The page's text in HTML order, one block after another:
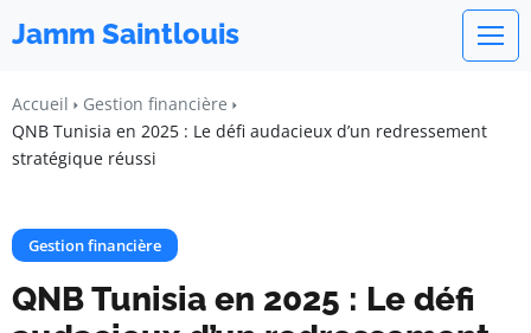
Jamm Saintlouis
Accueil
Gestion financière
QNB Tunisia en 2025 : Le défi audacieux d’un redressement
stratégique réussi
Gestion financière
QNB Tunisia en 2025 : Le défi